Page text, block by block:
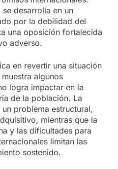
desarrolla en un
por la debilidad del
una oposición fortalecida
adverso.
en revertir una situación
algunos
logra impactar en la
de la población. La
problema estructural,
mientras que la
y las dificultades para
limitan las
sostenido.